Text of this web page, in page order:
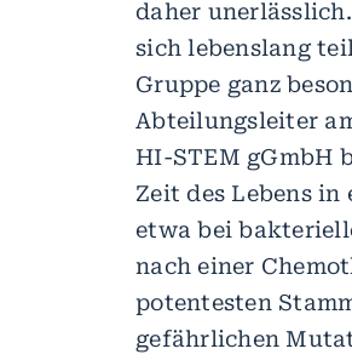
daher
sich lebenslang
Gruppe ganz
Abteilungsleiter
HI-STEM gGmbH
Zeit des Lebens
etwa bei
nach einer
potentesten
gefährlichen